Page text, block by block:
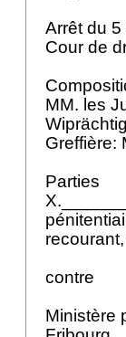
Arrêt du
Cour de
MM. les
Greffière:
Parties
contre
Ministère